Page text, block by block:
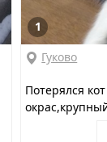
1
Гуково
Потерялся